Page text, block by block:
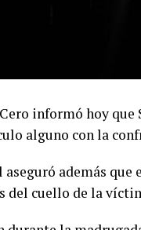
informó hoy que
alguno con la
además que
del cuello de la